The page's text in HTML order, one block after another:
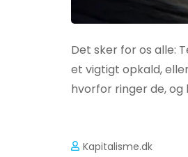
Det sker for os alle:
et vigtigt opkald,
hvorfor ringer de,
Kapitalisme.dk